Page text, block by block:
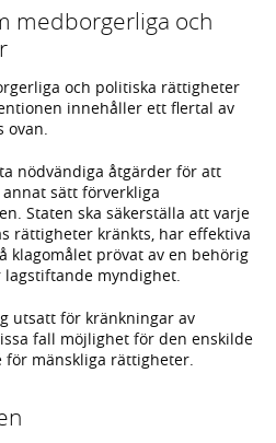
medborgerliga och
och politiska rättigheter
innehåller ett flertal av
ovan.
nödvändiga åtgärder för att
sätt förverkliga
Staten ska säkerställa att varje
rättigheter kränkts, har effektiva
klagomålet prövat av en behörig
myndighet.
utsatt för kränkningar av
fall möjlighet för den enskilde
för mänskliga rättigheter.